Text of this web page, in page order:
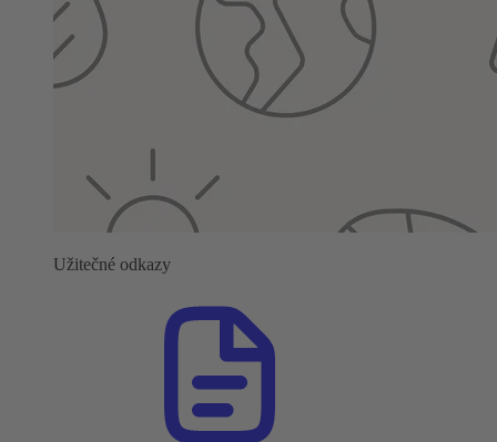
Užitečné odkazy